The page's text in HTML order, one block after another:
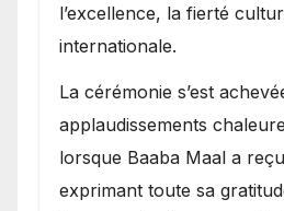
l’excellence, la fierté
internationale.
​La cérémonie s’est
applaudissements
lorsque Baaba Maal a
exprimant toute sa